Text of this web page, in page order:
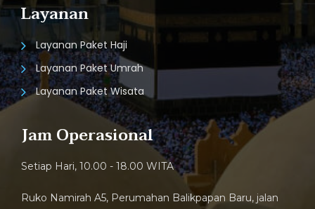
Layanan
Layanan Paket Haji
Layanan Paket Umrah
Layanan Paket Wisata
Jam Operasional
Setiap Hari, 10.00 - 18.00 WITA
Ruko Namirah A5, Perumahan Balikpapan Baru, jalan